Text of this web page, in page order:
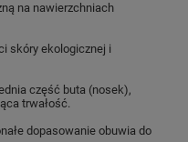
na nawierzchniach
skóry ekologicznej i
część buta (nosek),
trwałość.
dopasowanie obuwia do